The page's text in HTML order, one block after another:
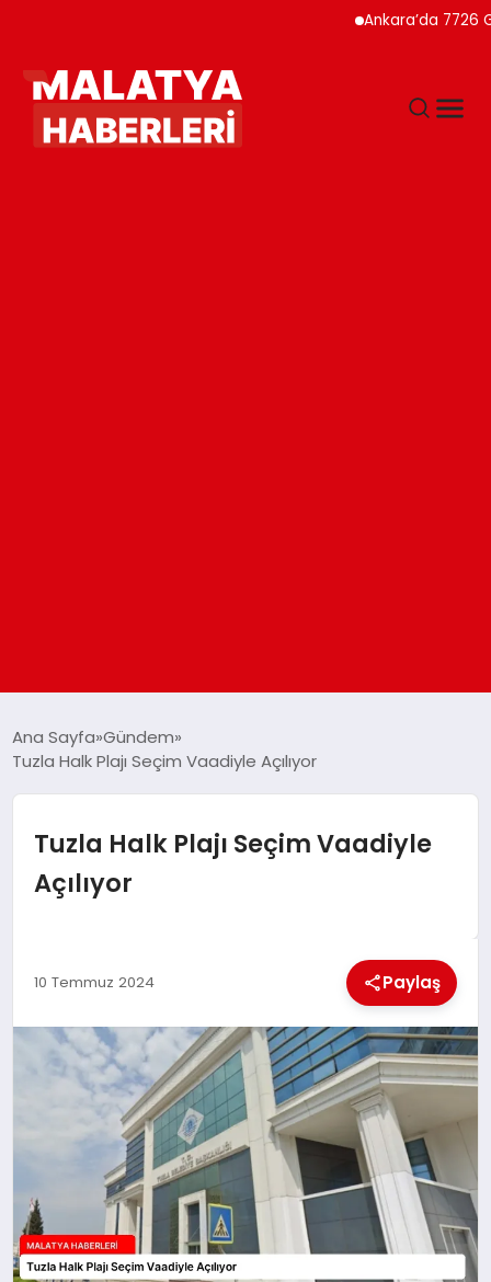
Ankara’da 7726
DÜNYA
EKONOMI
MAGAZIN
SPOR
Ana Sayfa Gündem
Tuzla Halk Plajı Seçim Vaadiyle Açılıyor
Tuzla Halk Plajı Seçim Vaadiyle
Açılıyor
10 Temmuz 2024 Paylaş